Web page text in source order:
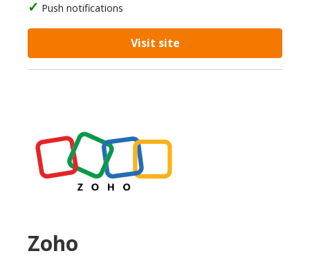
Push notifications
Visit site
Zoho